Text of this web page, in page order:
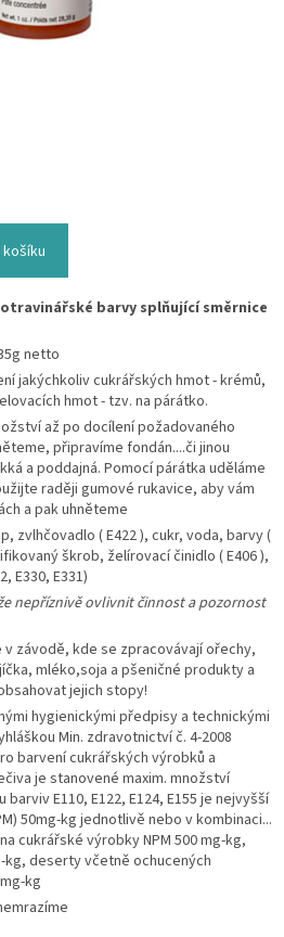
barvy splňující směrnice
netto
jakýchkoliv cukrářských hmot - krémů,
hmot - tzv. na párátko.
až po docílení požadovaného
připravíme fondán....či jinou
a poddajná. Pomocí párátka uděláme
raději gumové rukavice, aby vám
a pak uhněteme
zvlhčovadlo ( E422 ), cukr, voda, barvy (
škrob, želírovací činidlo ( E406 ),
E330, E331)
nepříznivě ovlivnit činnost a pozornost
v závodě, kde se zpracovávají ořechy,
mléko,soja a pšeničné produkty a
jejich stopy!
hygienickými předpisy a technickými
Min. zdravotnictví č. 4-2008
barvení cukrářských výrobků a
je stanovené maxim. množství
E110, E122, E124, E155 je nejvyšší
50mg-kg jednotlivě nebo v kombinaci...
cukrářské výrobky NPM 500 mg-kg,
kg, deserty včetně ochucených
kg